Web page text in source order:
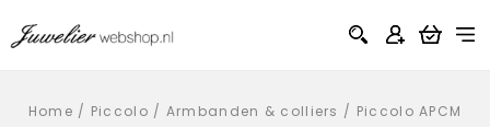
Home / Piccolo / Armbanden & colliers / Piccolo APCM